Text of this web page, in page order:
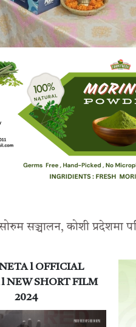
सञ्चालन, कोशी प्रदेशमा
l OFFICIAL
NEW SHORT FILM
2024